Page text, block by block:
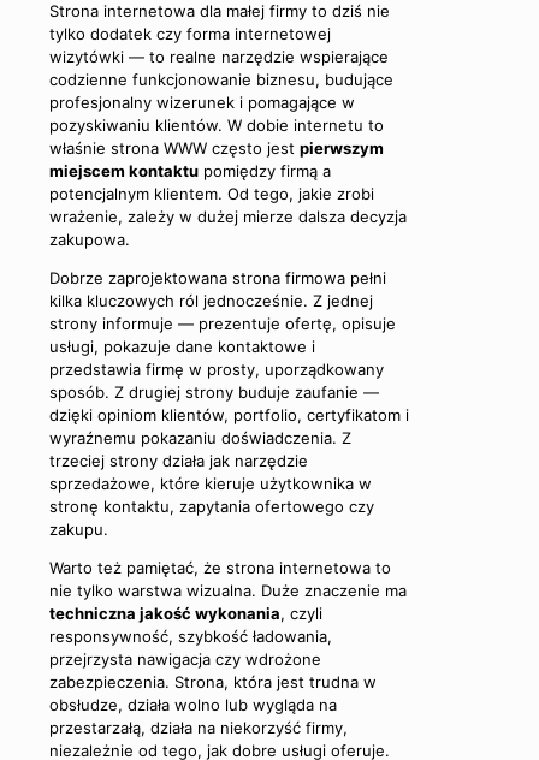
Strona internetowa dla małej firmy to dziś nie
tylko dodatek czy forma internetowej
wizytówki — to realne narzędzie wspierające
codzienne funkcjonowanie biznesu, budujące
profesjonalny wizerunek i pomagające w
pozyskiwaniu klientów. W dobie internetu to
właśnie strona WWW często jest pierwszym
miejscem kontaktu pomiędzy firmą a
potencjalnym klientem. Od tego, jakie zrobi
wrażenie, zależy w dużej mierze dalsza decyzja
zakupowa.
Dobrze zaprojektowana strona firmowa pełni
kilka kluczowych ról jednocześnie. Z jednej
strony informuje — prezentuje ofertę, opisuje
usługi, pokazuje dane kontaktowe i
przedstawia firmę w prosty, uporządkowany
sposób. Z drugiej strony buduje zaufanie —
dzięki opiniom klientów, portfolio, certyfikatom i
wyraźnemu pokazaniu doświadczenia. Z
trzeciej strony działa jak narzędzie
sprzedażowe, które kieruje użytkownika w
stronę kontaktu, zapytania ofertowego czy
zakupu.
Warto też pamiętać, że strona internetowa to
nie tylko warstwa wizualna. Duże znaczenie ma
techniczna jakość wykonania, czyli
responsywność, szybkość ładowania,
przejrzysta nawigacja czy wdrożone
zabezpieczenia. Strona, która jest trudna w
obsłudze, działa wolno lub wygląda na
przestarzałą, działa na niekorzyść firmy,
niezależnie od tego, jak dobre usługi oferuje.